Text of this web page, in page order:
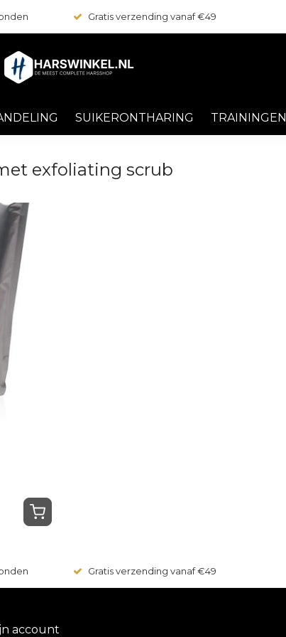
Gratis verzending vanaf €49
SUIKERONTHARING TRAININGEN
exfoliating scrub
Gratis verzending vanaf €49
account